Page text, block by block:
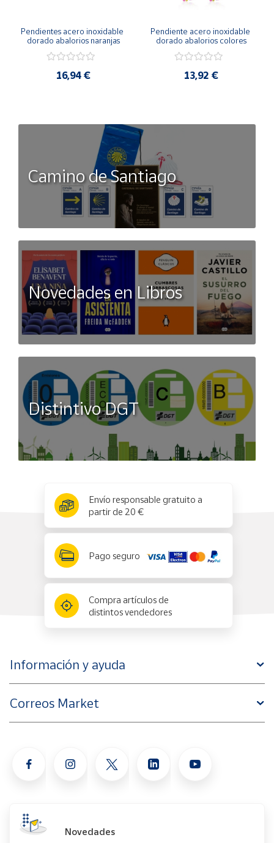
Pendientes acero inoxidable
dorado abalorios naranjas
16,94 €
Pendiente acero inoxidable
dorado abalorios colores
13,92 €
Camino de Santiago
Novedades en Libros
Distintivo DGT
Envío responsable gratuito a
partir de 20 €
Pago seguro
Compra artículos de
distintos vendedores
Información y ayuda
Correos Market
Novedades